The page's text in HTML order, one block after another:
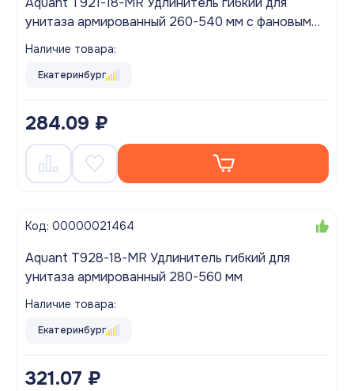
унитаза армированный 260-540 мм с фановым
выпуском 110 мм
Наличие товара:
Екатеринбург
284.09 ₽
Код: 00000021464
Aquant T928-18-MR Удлинитель гибкий для
унитаза армированный 280-560 мм
Наличие товара:
Екатеринбург
321.07 ₽